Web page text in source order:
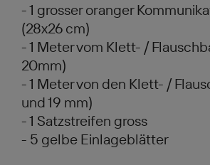
- 1 grosser oranger
(28x26 cm)
- 1 Meter vom Klett- /
20mm)
- 1 Meter von den Klett- /
und 19 mm)
- 1 Satzstreifen gross
- 5 gelbe Einlageblätter